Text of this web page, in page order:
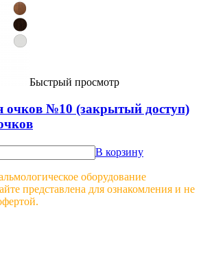
Быстрый просмотр
очков №10 (закрытый доступ)
В корзину
оборудование
представлена для ознакомления и не